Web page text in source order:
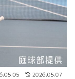
2026.05.07